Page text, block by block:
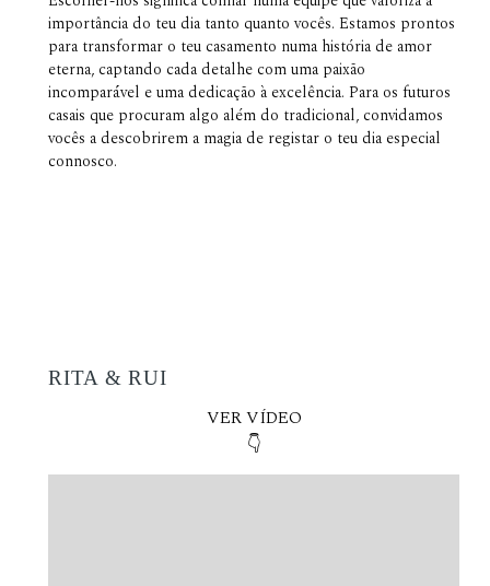
importância do teu dia tanto quanto vocês. Estamos prontos
para transformar o teu casamento numa história de amor
eterna, captando cada detalhe com uma paixão
incomparável e uma dedicação à excelência. Para os futuros
casais que procuram algo além do tradicional, convidamos
vocês a descobrirem a magia de registar o teu dia especial
connosco.
RITA & RUI
VER VÍDEO
👇